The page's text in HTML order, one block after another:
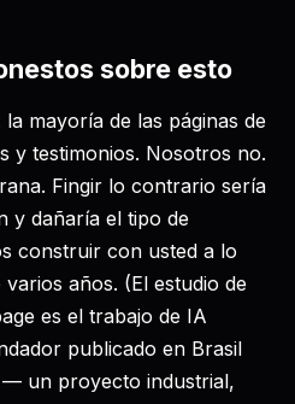
sobre esto
mayoría de las páginas de
y testimonios. Nosotros no.
Fingir lo contrario sería
y dañaría el tipo de
construir con usted a lo
años. (El estudio de
es el trabajo de IA
publicado en Brasil
un proyecto industrial,